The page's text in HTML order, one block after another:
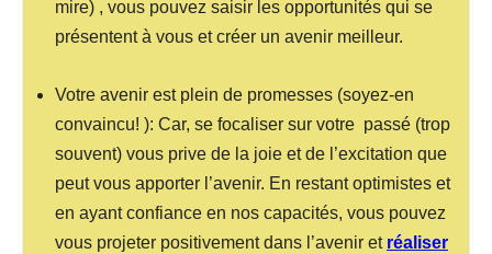
mire) , vous pouvez saisir les opportunités qui se
présentent à vous et créer un avenir meilleur.
Votre avenir est plein de promesses (soyez-en
convaincu! ): Car, se focaliser sur votre passé (trop
souvent) vous prive de la joie et de l’excitation que
peut vous apporter l’avenir. En restant optimistes et
en ayant confiance en nos capacités, vous pouvez
vous projeter positivement dans l’avenir et réaliser